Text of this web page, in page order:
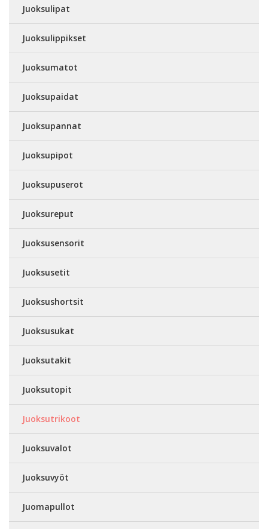
Juoksulipat
Juoksulippikset
Juoksumatot
Juoksupaidat
Juoksupannat
Juoksupipot
Juoksupuserot
Juoksureput
Juoksusensorit
Juoksusetit
Juoksushortsit
Juoksusukat
Juoksutakit
Juoksutopit
Juoksutrikoot
Juoksuvalot
Juoksuvyöt
Juomapullot